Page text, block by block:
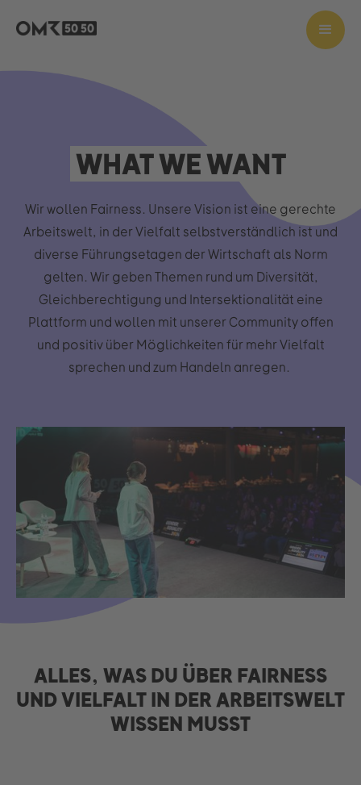
WHAT WE WANT
Wir wollen Fairness. Unsere Vision ist eine gerechte
Arbeitswelt, in der Vielfalt selbstverständlich ist und
diverse Führungsetagen der Wirtschaft als Norm
gelten. Wir geben Themen rund um Diversität,
Gleichberechtigung und Intersektionalität eine
Plattform und wollen mit unserer Community offen
und positiv über Möglichkeiten für mehr Vielfalt
sprechen und zum Handeln anregen.
ALLES, WAS DU ÜBER FAIRNESS
UND VIELFALT IN DER ARBEITSWELT
WISSEN MUSST